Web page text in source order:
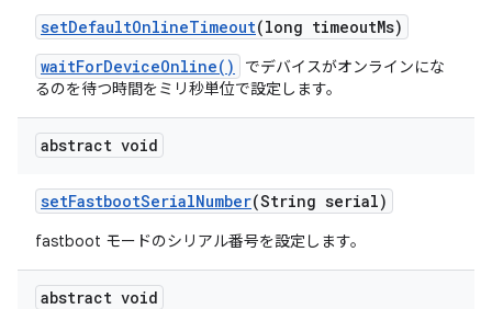
setDefaultOnlineTimeout(long timeoutMs)
waitForDeviceOnline()
でデバイスがオンラインにな
るのを待つ時間をミリ秒単位で設定します。
abstract void
setFastbootSerialNumber(String serial)
fastboot モードのシリアル番号を設定します。
abstract void